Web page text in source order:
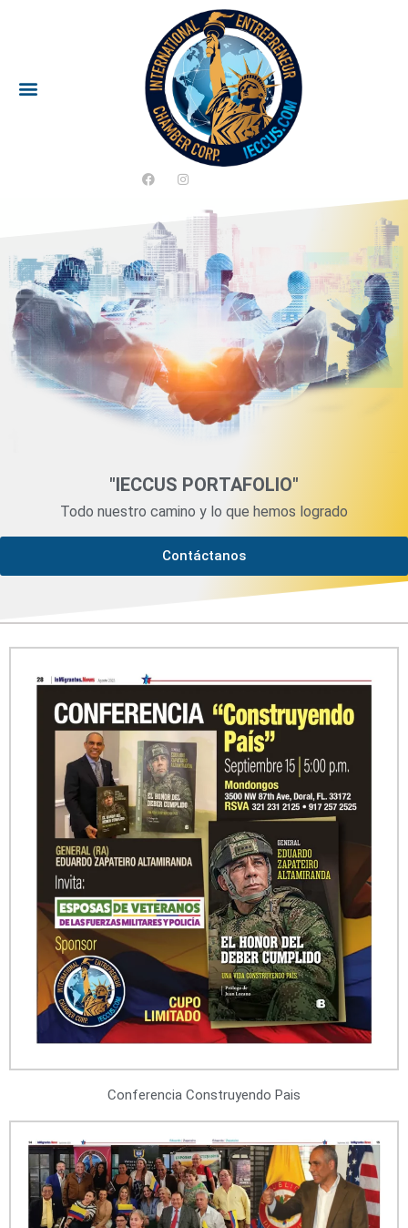
"IECCUS PORTAFOLIO"
Todo nuestro camino y lo que hemos logrado
Contáctanos
Conferencia Construyendo Pais